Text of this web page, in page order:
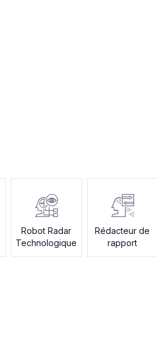
Robot Radar
Technologique
Rédacteur de
rapport